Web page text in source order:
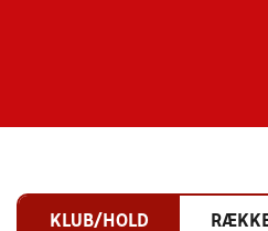
KLUB/HOLD